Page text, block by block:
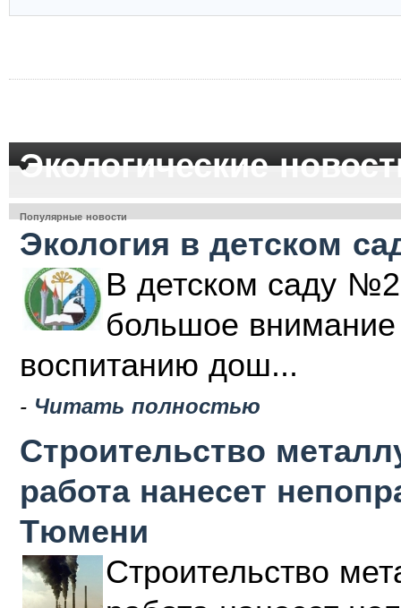
Экологические
Популярные новости
Экология в детском
В детском саду
большое внимание
воспитанию дош...
- Читать полностью
Строительство
работа нанесет
Тюмени
Строительство